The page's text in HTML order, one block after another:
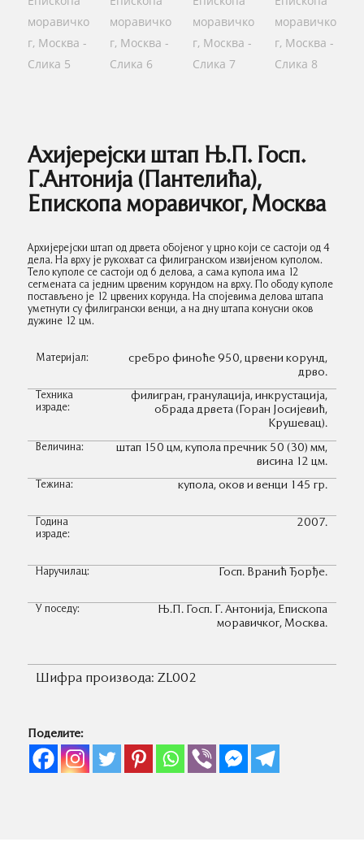
Ахијерејски штап Њ.П. Госп.
Г.Антонија (Пантелића),
Епископа моравичког, Москва
Архијерејски штап од дрвета обојеног у црно који се састоји од 4
дела. На врху је рукохват са филигранском извијеном куполом.
Тело куполе се састоји од 6 делова, а сама купола има 12
сегмената са једним црвеним корундом на врху. По ободу куполе
постављено је 12 црвених корунда. На спојевима делова штапа
уметнути су филигрански венци, а на дну штапа конусни оков
дужине 12 цм.
Материјал:
сребро финоће 950, црвени корунд,
дрво.
Техника
израде:
филигран, гранулација, инкрустација,
обрада дрвета (Горан Јосијевић,
Крушевац).
Величина:
штап 150 цм, купола пречник 50 (30) мм,
висина 12 цм.
Тежина: купола, оков и венци 145 гр.
Година
израде:
2007.
Наручилац: Госп. Вранић Ђорђе.
У поседу:
Њ.П. Госп. Г. Антонија, Епископа
моравичког, Москва.
Шифра производа: ZL002
Поделите: